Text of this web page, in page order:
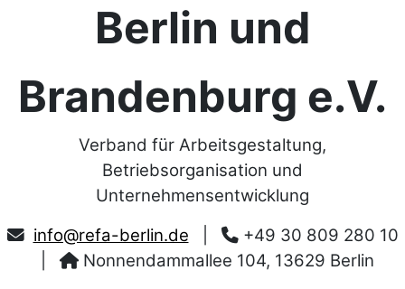
Berlin und
Brandenburg e.V.
Verband für Arbeitsgestaltung,
Betriebsorganisation und
Unternehmensentwicklung
info@refa-berlin.de
+49 30 809 280 10
Nonnendammallee 104, 13629 Berlin